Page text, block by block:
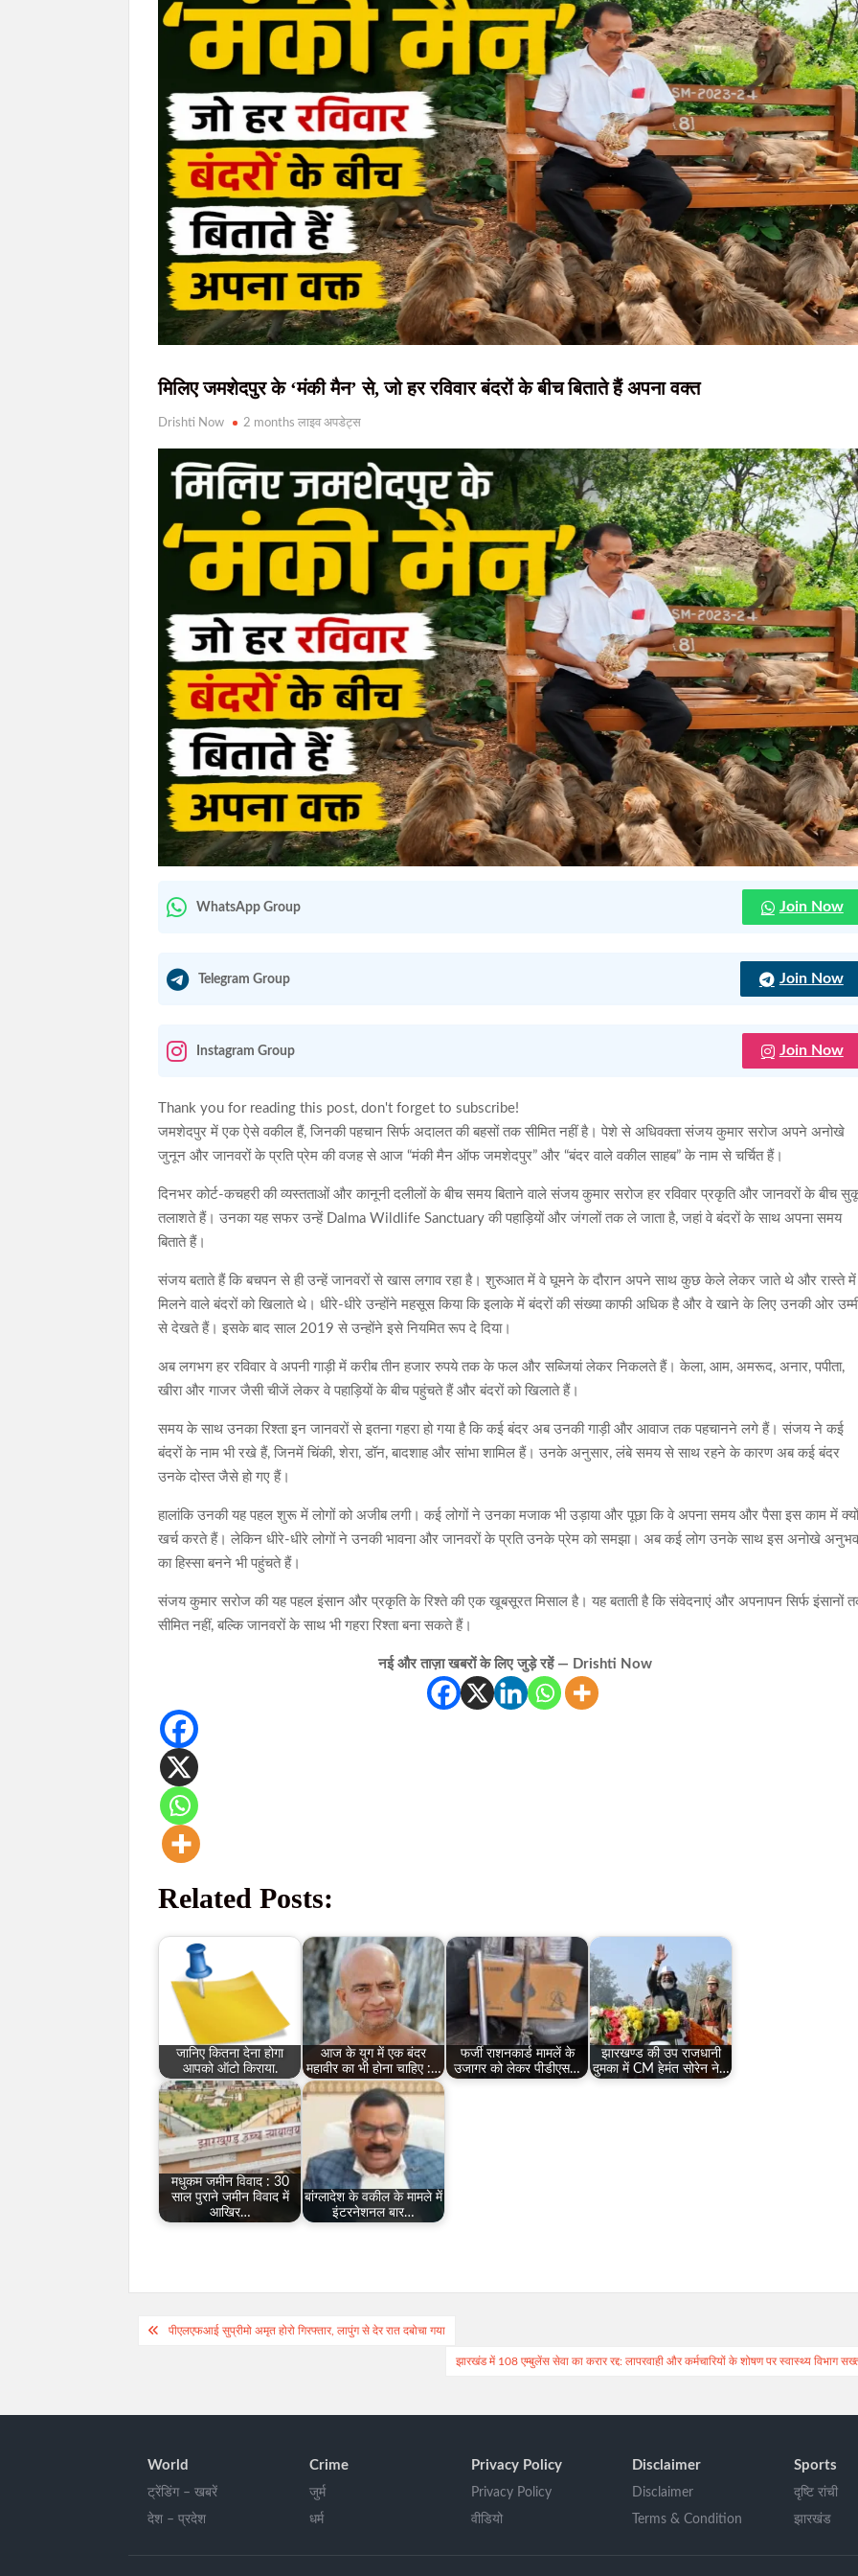
NEWS, हिंदी
न्यूज़ , HINDI
SAMACHAR,
हिंदी समाचार,
दृष्टि नाउ
JPSC-JSSC विवाद: दूसरे दौर की वार्ता के बीच छात्र नेता कुणाल प्रताप का ट्वीट, बातचीत की दिशा पर उठे सवाल
JPSC-JSSC विवाद: छात्रों की मांगों पर आज फिर सरकार से बातचीत, जल्द फैसले की उम्मीद
प्रिंस खान गिरोह के गुर्गे अंकित पांडेय के पैर में लगी चोट; हॉफ एनकाउंटर में घायल
झारखंड में आज भारी बारिश का अलर्ट, रांची समेत 12 जिलों में फ्लैश फ्लड का खतरा
JPSC-JSSC विवाद: सरकार से लंबी सकारात्मक वार्ता, लेकिन नहीं निकला समाधान; आंदोलन रहेगा जारी
मिलिए जमशेदपुर के ‘मंकी मैन’ से, जो हर रविवार बंदरों के बीच बिताते हैं अपना वक्त
Drishti Now 2 months लाइव अपडेट्स
WhatsApp Group Join Now
Telegram Group Join Now
Instagram Group Join Now
Thank you for reading this post, don't forget to subscribe!
जमशेदपुर में एक ऐसे वकील हैं, जिनकी पहचान सिर्फ अदालत की बहसों तक सीमित नहीं है। पेशे से अधिवक्ता संजय कुमार सरोज अपने अनोखे
जुनून और जानवरों के प्रति प्रेम की वजह से आज “मंकी मैन ऑफ जमशेदपुर” और “बंदर वाले वकील साहब” के नाम से चर्चित हैं।
दिनभर कोर्ट-कचहरी की व्यस्तताओं और कानूनी दलीलों के बीच समय बिताने वाले संजय कुमार सरोज हर रविवार प्रकृति और जानवरों के बीच
तलाशते हैं। उनका यह सफर उन्हें Dalma Wildlife Sanctuary की पहाड़ियों और जंगलों तक ले जाता है, जहां वे बंदरों के साथ अपना समय
बिताते हैं।
संजय बताते हैं कि बचपन से ही उन्हें जानवरों से खास लगाव रहा है। शुरुआत में वे घूमने के दौरान अपने साथ कुछ केले लेकर जाते थे और रास्ते में
मिलने वाले बंदरों को खिलाते थे। धीरे-धीरे उन्होंने महसूस किया कि इलाके में बंदरों की संख्या काफी अधिक है और वे खाने के लिए उनकी ओर
से देखते हैं। इसके बाद साल 2019 से उन्होंने इसे नियमित रूप दे दिया।
अब लगभग हर रविवार वे अपनी गाड़ी में करीब तीन हजार रुपये तक के फल और सब्जियां लेकर निकलते हैं। केला, आम, अमरूद, अनार, पपीता,
खीरा और गाजर जैसी चीजें लेकर वे पहाड़ियों के बीच पहुंचते हैं और बंदरों को खिलाते हैं।
समय के साथ उनका रिश्ता इन जानवरों से इतना गहरा हो गया है कि कई बंदर अब उनकी गाड़ी और आवाज तक पहचानने लगे हैं। संजय ने कई
बंदरों के नाम भी रखे हैं, जिनमें चिंकी, शेरा, डॉन, बादशाह और सांभा शामिल हैं। उनके अनुसार, लंबे समय से साथ रहने के कारण अब कई बंदर
उनके दोस्त जैसे हो गए हैं।
हालांकि उनकी यह पहल शुरू में लोगों को अजीब लगी। कई लोगों ने उनका मजाक भी उड़ाया और पूछा कि वे अपना समय और पैसा इस काम में
खर्च करते हैं। लेकिन धीरे-धीरे लोगों ने उनकी भावना और जानवरों के प्रति उनके प्रेम को समझा। अब कई लोग उनके साथ इस अनोखे
का हिस्सा बनने भी पहुंचते हैं।
संजय कुमार सरोज की यह पहल इंसान और प्रकृति के रिश्ते की एक खूबसूरत मिसाल है। यह बताती है कि संवेदनाएं और अपनापन सिर्फ इंसानों
सीमित नहीं, बल्कि जानवरों के साथ भी गहरा रिश्ता बना सकते हैं।
नई और ताज़ा खबरों के लिए जुड़े रहें — Drishti Now
Related Posts:
जानिए कितना देना होगा
आपको ऑटो किराया.
आज के युग में एक बंदर
महावीर का भी होना चाहिए :…
फर्जी राशनकार्ड मामलें के
उजागर को लेकर पीडीएस…
झारखण्ड की उप राजधानी
दुमका में CM हेमंत सोरेन ने…
मधुकम जमीन विवाद : 30
साल पुराने जमीन विवाद में
आखिर…
बांग्लादेश के वकील के मामले में
इंटरनेशनल बार…
Postपीएलएफआई सुप्रीमो अमृत होरो गिरफ्तार, लापुंग से देर रात दबोचा गया
झारखंड में 108 एम्बुलेंस सेवा का करार रद्द: लापरवाही और कर्मचारियों के शोषण पर स्वास्थ्य विभाग
World
ट्रेंडिंग – खबरें
देश – प्रदेश
Crime
जुर्म
धर्म
Privacy Policy
Privacy Policy
वीडियो
Disclaimer
Disclaimer
Terms & Condition
Sports
दृष्टि रांची
झारखंड